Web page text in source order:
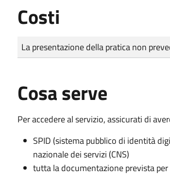
Costi
Tipo di pagamento
Importo
La presentazione della pratica non
Cosa serve
Per accedere al servizio, assicurati di
SPID (sistema pubblico di identità
nazionale dei servizi (CNS)
tutta la documentazione prevista